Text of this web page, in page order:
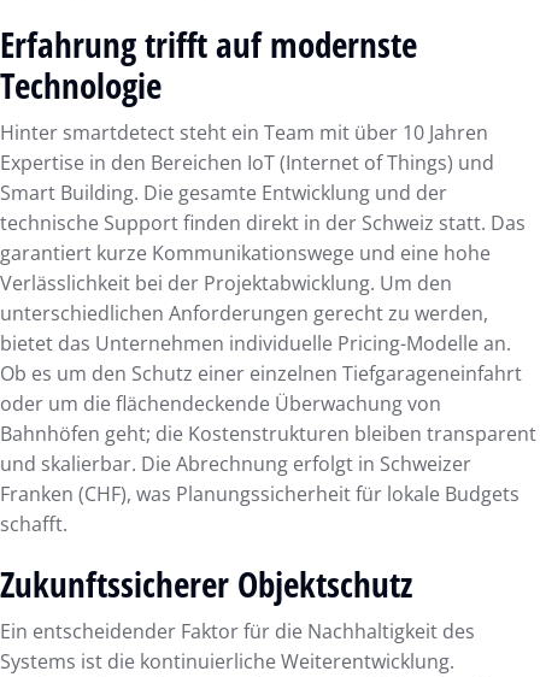
Erfahrung trifft auf modernste
Technologie
Hinter smartdetect steht ein Team mit über 10 Jahren
Expertise in den Bereichen IoT (Internet of Things) und
Smart Building. Die gesamte Entwicklung und der
technische Support finden direkt in der Schweiz statt. Das
garantiert kurze Kommunikationswege und eine hohe
Verlässlichkeit bei der Projektabwicklung. Um den
unterschiedlichen Anforderungen gerecht zu werden,
bietet das Unternehmen individuelle Pricing-Modelle an.
Ob es um den Schutz einer einzelnen Tiefgarageneinfahrt
oder um die flächendeckende Überwachung von
Bahnhöfen geht; die Kostenstrukturen bleiben transparent
und skalierbar. Die Abrechnung erfolgt in Schweizer
Franken (CHF), was Planungssicherheit für lokale Budgets
schafft.
Zukunftssicherer Objektschutz
Ein entscheidender Faktor für die Nachhaltigkeit des
Systems ist die kontinuierliche Weiterentwicklung.